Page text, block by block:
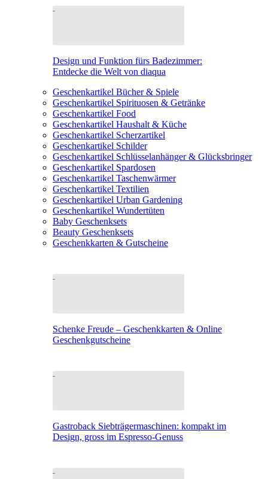
Design und Funktion fürs Badezimmer:
Entdecke die Welt von diaqua
Geschenkartikel Bücher & Spiele
Geschenkartikel Spirituosen & Getränke
Geschenkartikel Food
Geschenkartikel Haushalt & Küche
Geschenkartikel Scherzartikel
Geschenkartikel Schilder
Geschenkartikel Schlüsselanhänger & Glücksbringer
Geschenkartikel Spardosen
Geschenkartikel Taschenwärmer
Geschenkartikel Textilien
Geschenkartikel Urban Gardening
Geschenkartikel Wundertüten
Baby Geschenksets
Beauty Geschenksets
Geschenkkarten & Gutscheine
Schenke Freude – Geschenkkarten & Online
Geschenkgutscheine
Gastroback Siebträgermaschinen: kompakt im
Design, gross im Espresso-Genuss